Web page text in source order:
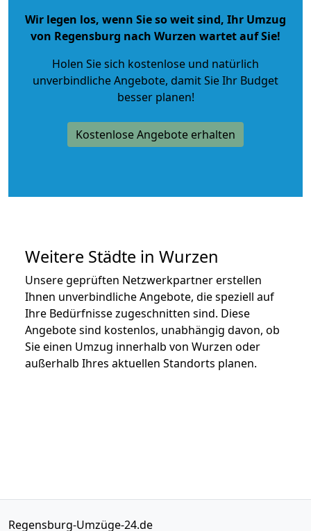
Wir legen los, wenn Sie so weit sind, Ihr Umzug
von Regensburg nach Wurzen wartet auf Sie!
Holen Sie sich kostenlose und natürlich
unverbindliche Angebote, damit Sie Ihr Budget
besser planen!
Kostenlose Angebote erhalten
Weitere Städte in Wurzen
Unsere geprüften Netzwerkpartner erstellen
Ihnen unverbindliche Angebote, die speziell auf
Ihre Bedürfnisse zugeschnitten sind. Diese
Angebote sind kostenlos, unabhängig davon, ob
Sie einen Umzug innerhalb von Wurzen oder
außerhalb Ihres aktuellen Standorts planen.
Regensburg-Umzüge-24.de